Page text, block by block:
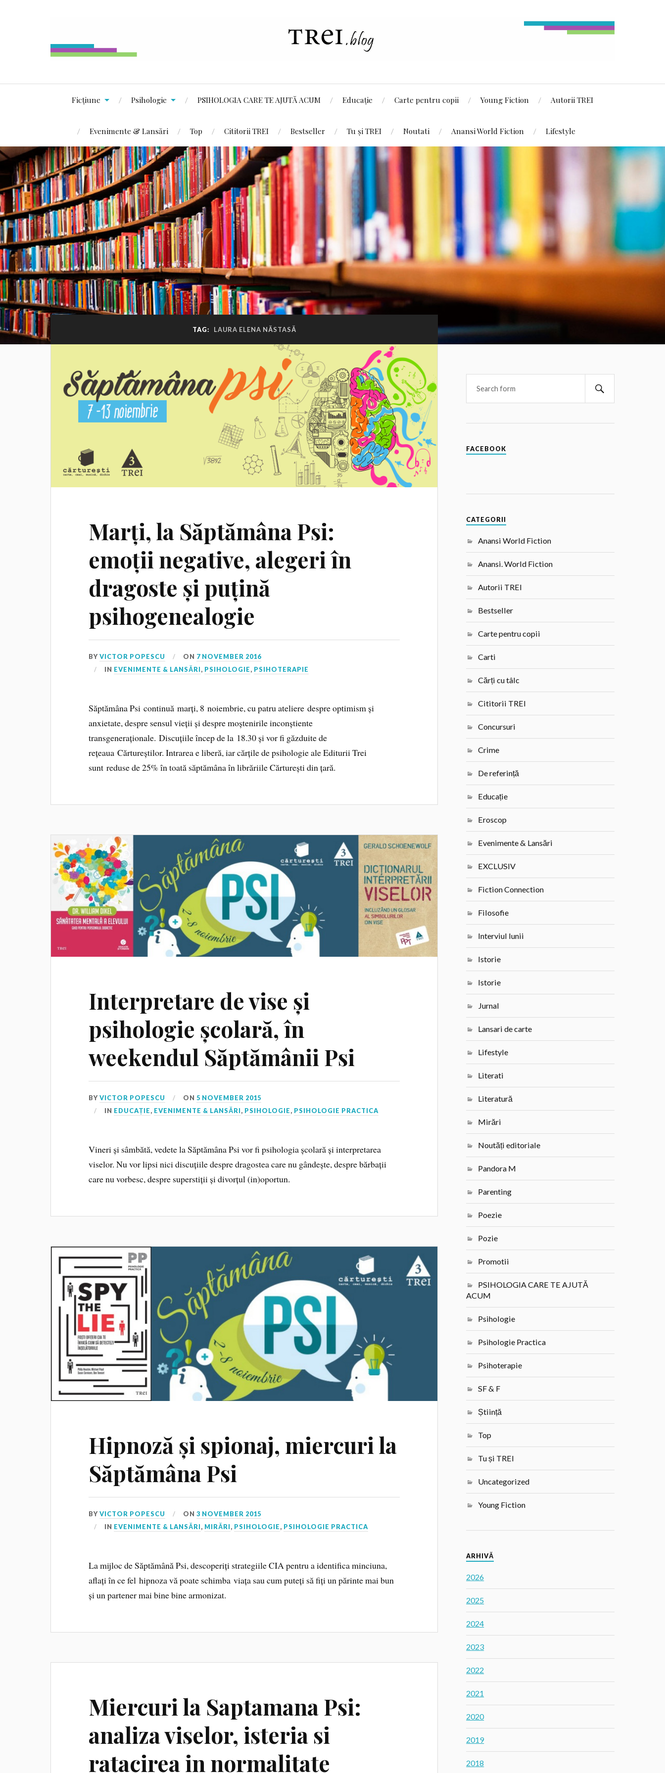
Ficțiune Psihologie PSIHOLOGIA CARE TE AJUTĂ ACUM Educație Carte pentru copii Young Fiction Autorii TREI
Evenimente & Lansări Top Cititorii TREI Bestseller Tu și TREI Noutati Anansi World Fiction Lifestyle
TAG: LAURA ELENA NĂSTASĂ
Marți, la Săptămâna Psi:
emoții negative, alegeri în
dragoste și puțină
psihogenealogie
BYVICTOR POPESCU ON 7 NOVEMBER 2016
IN EVENIMENTE & LANSĂRI, PSIHOLOGIE, PSIHOTERAPIE
Săptămâna Psi continuă marți, 8 noiembrie, cu patru ateliere despre optimism și
anxietate, despre sensul vieții și despre moștenirile inconștiente
transgeneraționale. Discuțiile încep de la 18.30 și vor fi găzduite de
rețeaua Cărtureștilor. Intrarea e liberă, iar cărțile de psihologie ale Editurii Trei
sunt reduse de 25% în toată săptămâna în librăriile Cărturești din țară.
Interpretare de vise și
psihologie școlară, în
weekendul Săptămânii Psi
BYVICTOR POPESCU ON5 NOVEMBER 2015
IN EDUCAȚIE, EVENIMENTE & LANSĂRI, PSIHOLOGIE, PSIHOLOGIE PRACTICA
Vineri și sâmbătă, vedete la Săptămâna Psi vor fi psihologia școlară și interpretarea
viselor. Nu vor lipsi nici discuțiile despre dragostea care nu gândește, despre bărbații
care nu vorbesc, despre superstiții și divorțul (in)oportun.
Hipnoză și spionaj, miercuri la
Săptămâna Psi
BYVICTOR POPESCU ON3 NOVEMBER 2015
IN EVENIMENTE & LANSĂRI, MIRĂRI, PSIHOLOGIE, PSIHOLOGIE PRACTICA
La mijloc de Săptămână Psi, descoperiți strategiile CIA pentru a identifica minciuna,
aflați în ce fel hipnoza vă poate schimba viața sau cum puteți să fiți un părinte mai bun
și un partener mai bine bine armonizat.
Miercuri la Saptamana Psi:
analiza viselor, isteria si
ratacirea in normalitate
FACEBOOK
CATEGORII
Anansi World Fiction
Anansi. World Fiction
Autorii TREI
Bestseller
Carte pentru copii
Carti
Cărți cu tâlc
Cititorii TREI
Concursuri
Crime
De referință
Educație
Eroscop
Evenimente & Lansări
EXCLUSIV
Fiction Connection
Filosofie
Interviul lunii
Istorie
Istorie
Jurnal
Lansari de carte
Lifestyle
Literati
Literatură
Mirări
Noutăți editoriale
Pandora M
Parenting
Poezie
Pozie
Promotii
PSIHOLOGIA CARE TE AJUTĂ
ACUM
Psihologie
Psihologie Practica
Psihoterapie
SF & F
Știință
Top
Tu și TREI
Uncategorized
Young Fiction
ARHIVĂ
2026
2025
2024
2023
2022
2021
2020
2019
2018